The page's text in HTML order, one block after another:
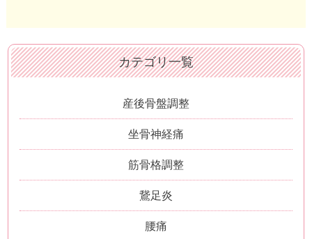
カテゴリ一覧
産後骨盤調整
坐骨神経痛
筋骨格調整
鵞足炎
腰痛